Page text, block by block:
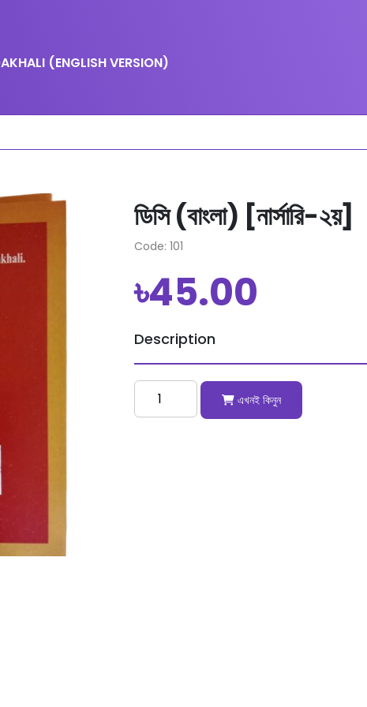
(ENGLISH VERSION)
ডিসি (বাংলা) [নার্সারি-২য়]
Code: 101
৳45.00
Description
এখনই কিনুন